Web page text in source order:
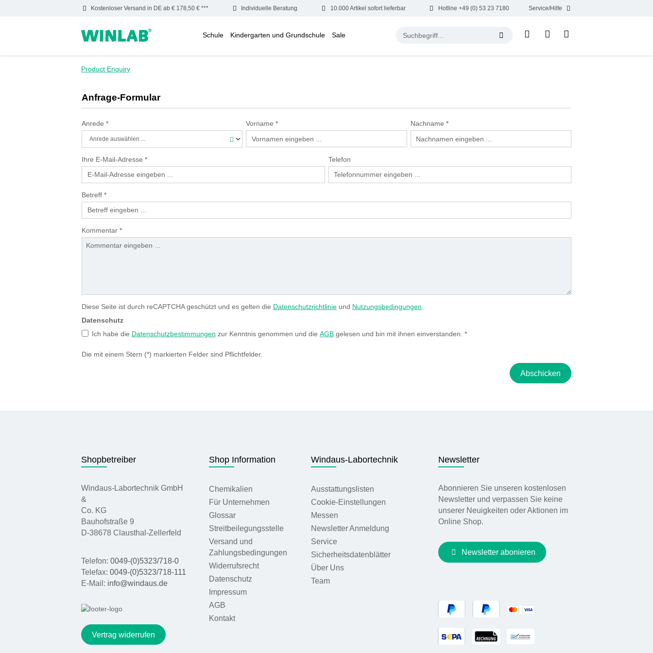
Zur Hauptnavigation springen
Kostenloser Versand in DE ab € 178,50 € *** Individuelle Beratung 10.000 Artikel sofort lieferbar Hotline +49 (0) 53 23 7180 Service/Hilfe
Schule Kindergarten und Grundschule Sale
Product Enquiry
Anfrage-Formular
Anrede * Vorname* Nachname *
Ihre E-Mail-Adresse * Telefon
Betreff *
Kommentar *
Diese Seite ist durch reCAPTCHA geschützt und es gelten die Datenschutzrichtlinie und Nutzungsbedingungen
Datenschutz
Ich habe die Datenschutzbestimmungen zur Kenntnis genommen und die AGB gelesen und bin mit ihnen einverstanden. *
Die mit einem Stern (*) markierten Felder sind Pflichtfelder.
Abschicken
Shopbetreiber
Windaus-Labortechnik GmbH
&
Co. KG
Bauhofstraße 9
D-38678 Clausthal-Zellerfeld
Telefon: 0049-(0)5323/718-0
Telefax: 0049-(0)5323/718-111
E-Mail: info@windaus.de
Vertrag widerrufen
Shop Information
Chemikalien
Für Unternehmen
Glossar
Streitbeilegungsstelle
Versand und
Zahlungsbedingungen
Widerrufsrecht
Datenschutz
Impressum
AGB
Kontakt
Windaus-Labortechnik
Ausstattungslisten
Cookie-Einstellungen
Messen
Newsletter Anmeldung
Service
Sicherheitsdatenblätter
Über Uns
Team
Newsletter
Abonnieren Sie unseren kostenlosen
Newsletter und verpassen Sie keine
unserer Neuigkeiten oder Aktionen im
Online Shop.
Newsletter abonieren